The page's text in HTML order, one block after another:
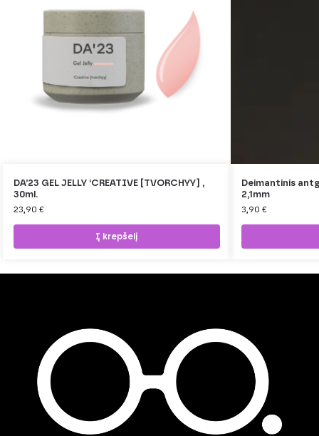
DA’23 GEL JELLY ‘CREATIVE [TVORCHYY] ,
30ml.
23,90 €
Į krepšelį
Deimantinis
2,1mm
3,90 €